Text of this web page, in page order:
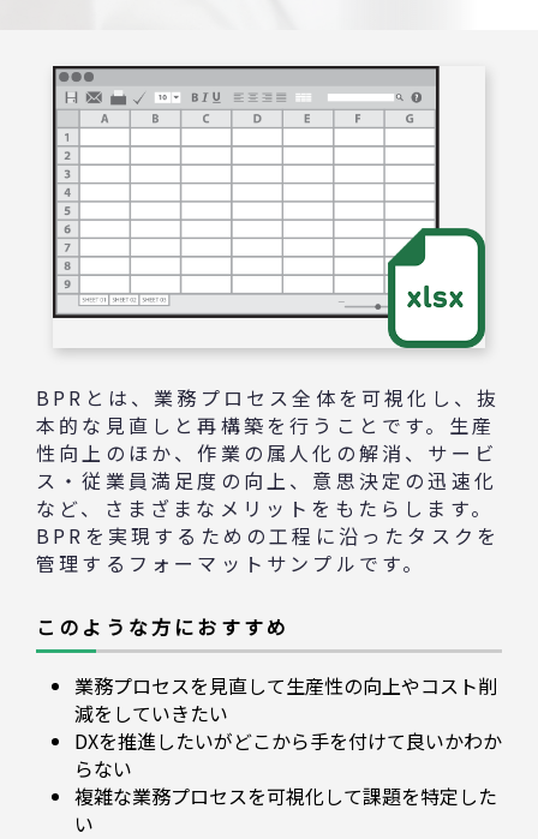
BPRとは、業務プロセス全体を可視化し、抜
本的な見直しと再構築を行うことです。生産
性向上のほか、作業の属人化の解消、サービ
ス・従業員満足度の向上、意思決定の迅速化
など、さまざまなメリットをもたらします。
BPRを実現するための工程に沿ったタスクを
管理するフォーマットサンプルです。
このような方におすすめ
業務プロセスを見直して生産性の向上やコスト削
減をしていきたい
DXを推進したいがどこから手を付けて良いかわか
らない
複雑な業務プロセスを可視化して課題を特定した
い